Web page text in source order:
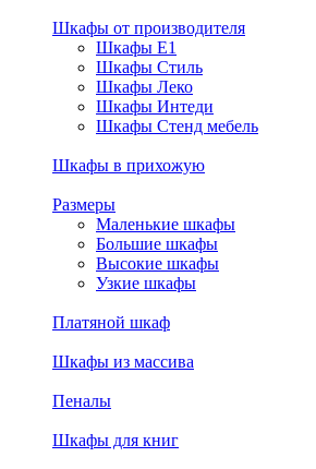
Шкафы от производителя
Шкафы E1
Шкафы Стиль
Шкафы Леко
Шкафы Интеди
Шкафы Стенд мебель
Шкафы в прихожую
Размеры
Маленькие шкафы
Большие шкафы
Высокие шкафы
Узкие шкафы
Платяной шкаф
Шкафы из массива
Пеналы
Шкафы для книг